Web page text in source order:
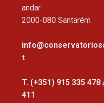
andar
2000-080 Santarém
t
T. (+351) 915 335 478
411